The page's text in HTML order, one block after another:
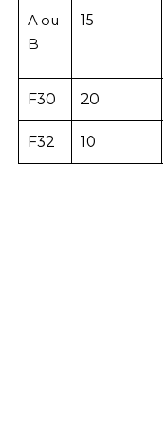
A ou
B
15
F30 20
F32 10